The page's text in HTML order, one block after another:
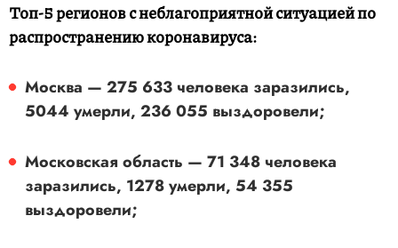
Топ-5 регионов с неблагоприятной ситуацией по
распространению коронавируса:
Москва — 275 633 человека заразились,
5044 умерли, 236 055 выздоровели;
Московская область — 71 348 человека
заразились, 1278 умерли, 54 355
выздоровели;